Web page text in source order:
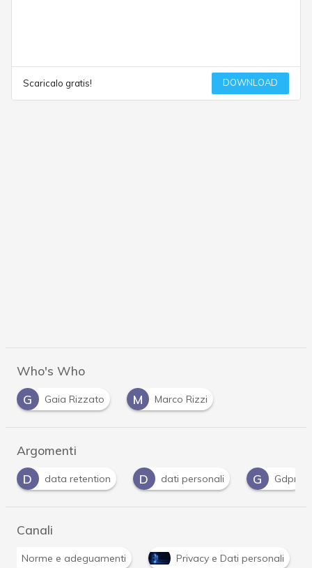
Scaricalo gratis! DOWNLOAD
Who's Who
G
Gaia Rizzato M Marco Rizzi
Argomenti
D dati personali G Gdpr Privacy
Canali
Norme e adeguamenti Privacy e Dati personali